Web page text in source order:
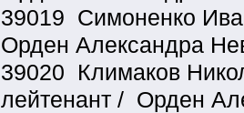
39019 Симоненко
Орден Александра
39020 Климаков
лейтенант / Орден